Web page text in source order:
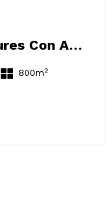
Oficina En Renta En Anzures Con Amplio Uso De Suelo
800m2